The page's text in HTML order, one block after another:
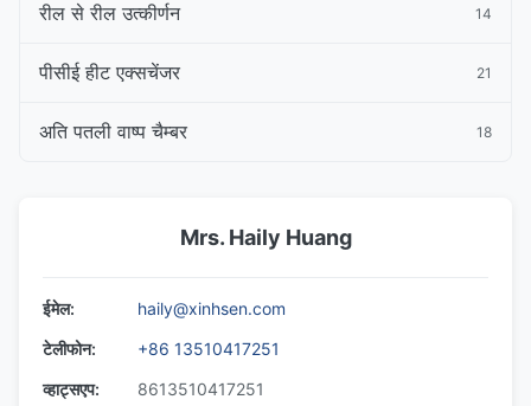
रील से रील उत्कीर्णन 14
पीसीई हीट एक्सचेंजर 21
अति पतली वाष्प चैम्बर 18
Mrs. Haily Huang
ईमेल:
haily@xinhsen.com
टेलीफोन:
+86 13510417251
व्हाट्सएप:
8613510417251